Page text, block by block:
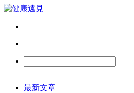
最新文章